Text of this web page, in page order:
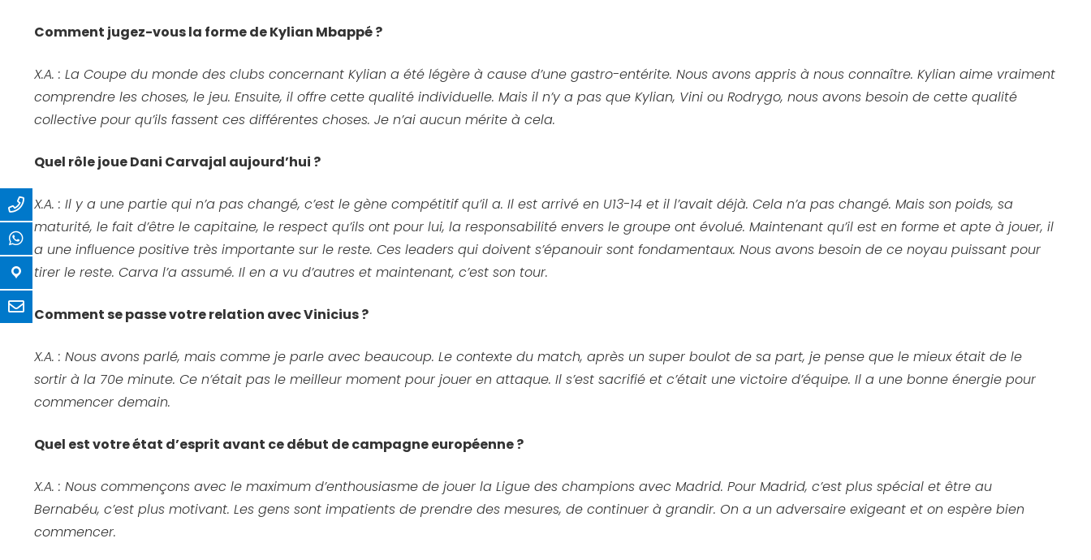
Comment jugez-vous la forme de Kylian Mbappé ?
X.A. : La Coupe du monde des clubs concernant Kylian a été légère à cause d’une gastro-entérite. Nous avons appris à nous connaître. Kylian aime vraiment
comprendre les choses, le jeu. Ensuite, il offre cette qualité individuelle. Mais il n’y a pas que Kylian, Vini ou Rodrygo, nous avons besoin de cette qualité
collective pour qu’ils fassent ces différentes choses. Je n’ai aucun mérite à cela.
Quel rôle joue Dani Carvajal aujourd’hui ?
X.A. : Il y a une partie qui n’a pas changé, c’est le gène compétitif qu’il a. Il est arrivé en U13-14 et il l’avait déjà. Cela n’a pas changé. Mais son poids, sa
maturité, le fait d’être le capitaine, le respect qu’ils ont pour lui, la responsabilité envers le groupe ont évolué. Maintenant qu’il est en forme et apte à jouer, il
a une influence positive très importante sur le reste. Ces leaders qui doivent s’épanouir sont fondamentaux. Nous avons besoin de ce noyau puissant pour
tirer le reste. Carva l’a assumé. Il en a vu d’autres et maintenant, c’est son tour.
Comment se passe votre relation avec Vinicius ?
X.A. : Nous avons parlé, mais comme je parle avec beaucoup. Le contexte du match, après un super boulot de sa part, je pense que le mieux était de le
sortir à la 70e minute. Ce n’était pas le meilleur moment pour jouer en attaque. Il s’est sacrifié et c’était une victoire d’équipe. Il a une bonne énergie pour
commencer demain.
Quel est votre état d’esprit avant ce début de campagne européenne ?
X.A. : Nous commençons avec le maximum d’enthousiasme de jouer la Ligue des champions avec Madrid. Pour Madrid, c’est plus spécial et être au
Bernabéu, c’est plus motivant. Les gens sont impatients de prendre des mesures, de continuer à grandir. On a un adversaire exigeant et on espère bien
commencer.